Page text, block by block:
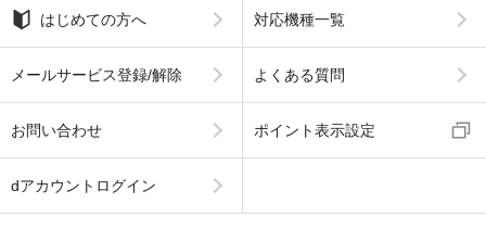
はじめての方へ 対応機種一覧
メールサービス登録/解除 よくある質問
お問い合わせ ポイント表示設定
dアカウントログイン